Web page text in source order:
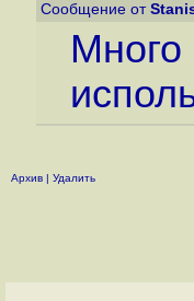
Сообщение от
Много
Архив | Удалить